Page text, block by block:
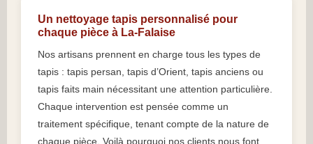
Un nettoyage tapis personnalisé pour
chaque pièce à La-Falaise
Nos artisans prennent en charge tous les types de
tapis : tapis persan, tapis d’Orient, tapis anciens ou
tapis faits main nécessitant une attention particulière.
Chaque intervention est pensée comme un
traitement spécifique, tenant compte de la nature de
chaque pièce. Voilà pourquoi nos clients nous font